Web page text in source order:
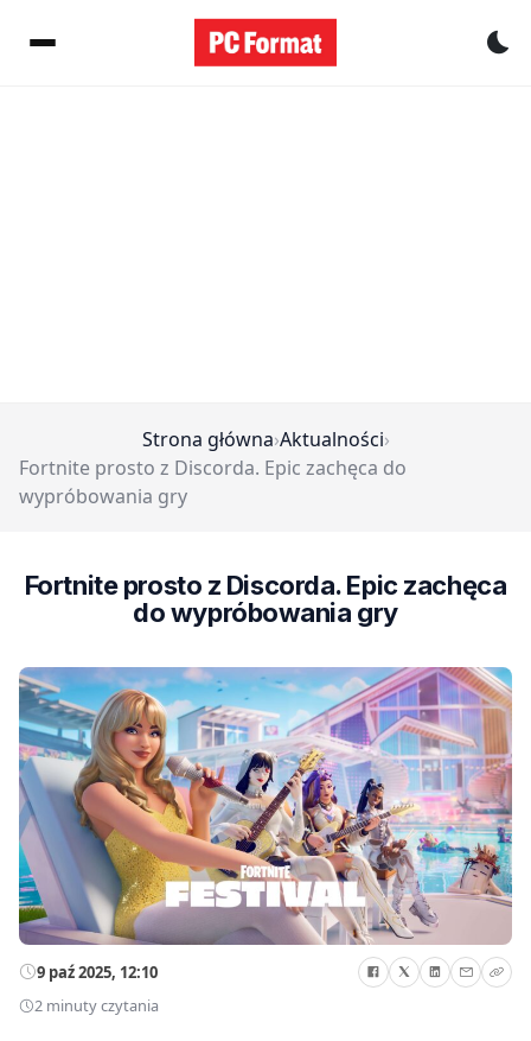
Strona główna›Aktualności›
Fortnite prosto z Discorda. Epic zachęca do
wypróbowania gry
Fortnite prosto z Discorda. Epic zachęca
do wypróbowania gry
9 paź 2025, 12:10
2 minuty czytania